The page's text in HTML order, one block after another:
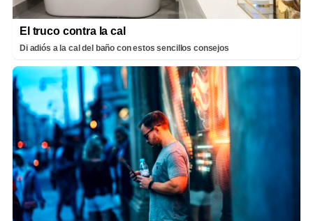
El truco contra la cal
Di adiós a la cal del baño con estos sencillos consejos